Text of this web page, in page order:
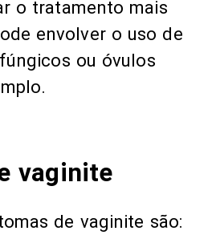
o tratamento mais
envolver o uso de
ou óvulos
vaginite
de vaginite são: